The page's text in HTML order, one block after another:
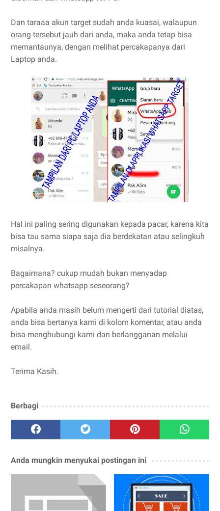
Dan taraaa akun target sudah anda kuasai, walaupun
orang tersebut jauh dari anda, maka anda tetap bisa
memantaunya, dengan melihat percakapanya dari
Laptop anda.
Hal ini paling sering digunakan kepada pacar, karena kita
bisa tau sama siapa saja dia berdekatan atau selingkuh
misalnya.
Bagaimana? cukup mudah bukan menyadap
percakapan whatsapp seseorang?
Apabila anda masih belum mengerti dari tutorial diatas,
anda bisa bertanya kami di kolom komentar, atau anda
bisa menghubungi kami dan berlangganan melalui
email.
Terima Kasih.
Berbagi
Anda mungkin menyukai postingan ini